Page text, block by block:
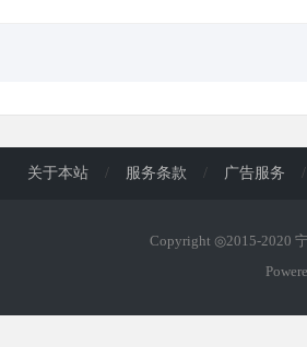
关于本站 / 服务条款 / 广告服务 /
Copyright ◎2015-2020